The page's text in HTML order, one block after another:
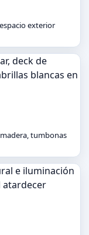
exterior
tumbonas